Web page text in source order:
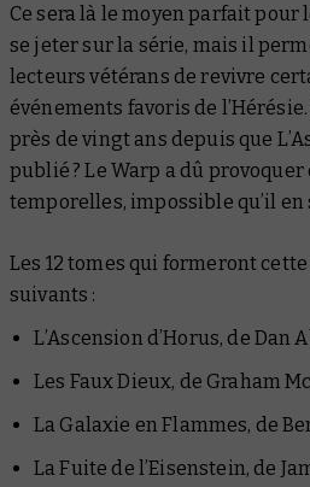
Ce sera là le moyen parfait pour
se jeter sur la série, mais il
lecteurs vétérans de revivre
événements favoris de
près de vingt ans depuis que
publié ? Le Warp a dû
temporelles, impossible qu’il
Les 12 tomes qui formeront
suivants :
L’Ascension d’Horus, de Dan
Les Faux Dieux, de Graham
La Galaxie en Flammes, de
La Fuite de l’Eisenstein, de